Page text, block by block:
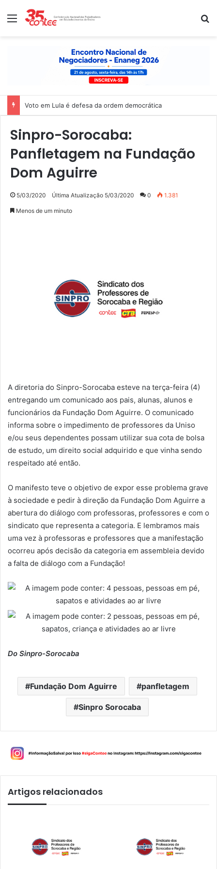
Menu
Voto em Lula é defesa da ordem democrática
Sinpro-Sorocaba:
Panfletagem na Fundação
Dom Aguirre
5/03/2020 Última Atualização 5/03/2020 0 1.381
Menos de um minuto
A diretoria do Sinpro-Sorocaba esteve na terça-feira (4)
entregando um comunicado aos pais, alunas, alunos e
funcionários da Fundação Dom Aguirre. O comunicado
informa sobre o impedimento de professores da Uniso
e/ou seus dependentes possam utilizar sua cota de bolsa
de estudo, um direito social adquirido e que vinha sendo
respeitado até então.
O manifesto teve o objetivo de expor esse problema grave
à sociedade e pedir à direção da Fundação Dom Aguirre a
abertura do diálogo com professoras, professores e com o
sindicato que representa a categoria. E lembramos mais
uma vez à professoras e professores que a manifestação
ocorreu após decisão da categoria em assembleia devido
a falta de diálogo com a Fundação!
Do Sinpro-Sorocaba
Fundação Dom Aguirre panfletagem
Sinpro Sorocaba
Artigos relacionados